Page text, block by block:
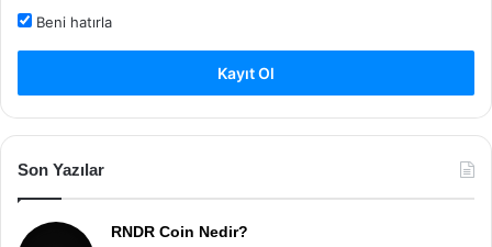
Beni hatırla
Kayıt Ol
Son Yazılar
RNDR Coin Nedir?